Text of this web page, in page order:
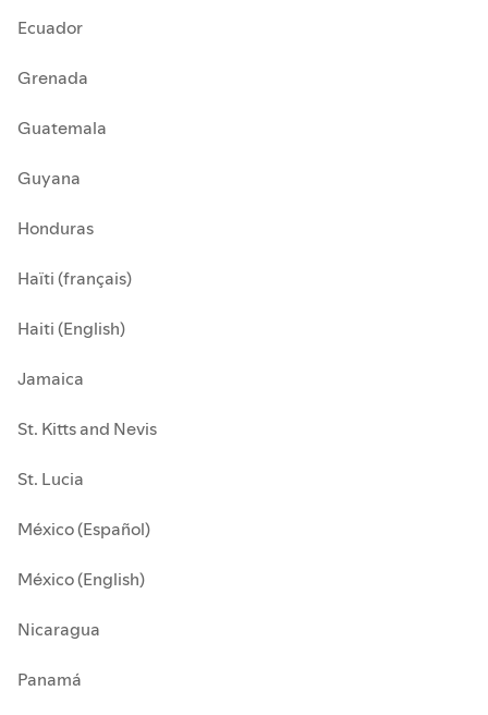
Ecuador
Grenada
Guatemala
Guyana
Honduras
Haïti (français)
Haiti (English)
Jamaica
St. Kitts and Nevis
St. Lucia
México (Español)
México (English)
Nicaragua
Panamá